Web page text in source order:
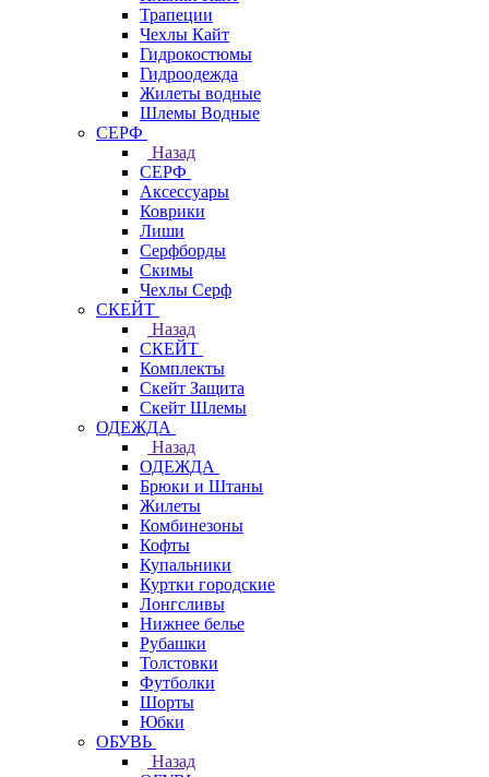
Трапеции
Чехлы Кайт
Гидрокостюмы
Гидроодежда
Жилеты водные
Шлемы Водные
СЕРФ
Назад
СЕРФ
Аксессуары
Коврики
Лиши
Серфборды
Скимы
Чехлы Cерф
СКЕЙТ
Назад
СКЕЙТ
Комплекты
Скейт Защита
Скейт Шлемы
ОДЕЖДА
Назад
ОДЕЖДА
Брюки и Штаны
Жилеты
Комбинезоны
Кофты
Купальники
Куртки городские
Лонгсливы
Нижнее белье
Рубашки
Толстовки
Футболки
Шорты
Юбки
ОБУВЬ
Назад